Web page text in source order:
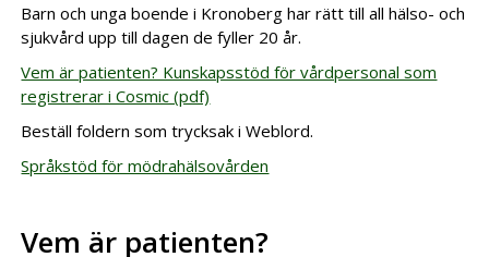
Barn och unga boende i Kronoberg har rätt till all hälso- och
sjukvård upp till dagen de fyller 20 år.
Vem är patienten? Kunskapsstöd för vårdpersonal som
registrerar i Cosmic (pdf)
Beställ foldern som trycksak i Weblord.
Språkstöd för mödrahälsovården
Vem är patienten?